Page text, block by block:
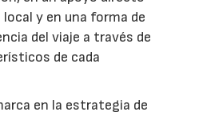
y en una forma de
del viaje a través de
de cada
en la estrategia de